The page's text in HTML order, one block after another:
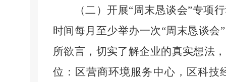
（二）开展“周末恳谈会”专项
时间每月至少举办一次“周末恳谈会
所欲言，切实了解企业的真实想法
位：区营商环境服务中心，区科技